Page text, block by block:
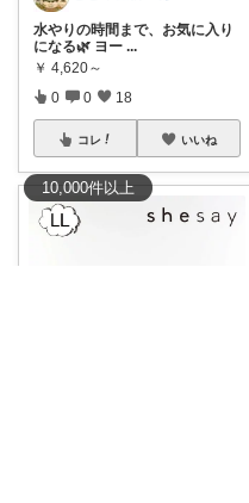
10,000件以上
水やりの時間まで、お気に入り
になる🌿 ヨー ...
￥ 4,620～
0 0 18
コレ いいね